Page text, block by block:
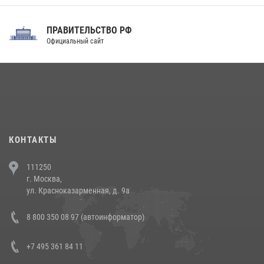
Праздник «Один день с Росгвардией» к 105-летию Центрального
напавших на бригаду скорой помощи (видео)
14 июля 2026, 12:20
В Росгвардии прошла военно-научная конференция по обобщению
боевого опыта
ПРАВИТЕЛЬСТВО РФ
Официальный сайт
КОНТАКТЫ
111250
г. Москва,
ул. Красноказарменная, д. 9а
8 800 350 08 97 (автоинформатор)
+7 495 361 84 11